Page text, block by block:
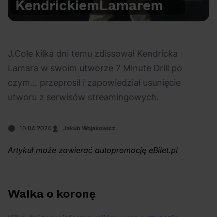
Na czasie
06.08.2026
Kto jest
Chivasa?
05.08.2026
Aplikacja
inicjatywą eBilet
KendrickiemLamarem
J.Cole kilka dni temu zdissował Kendricka
Lamara w swoim utworze 7 Minute Drill po
czym… przeprosił i zapowiedział usunięcie
utworu z serwisów streamingowych.
10.04.2024 Jakub Wojakowicz
Artykuł może zawierać autopromocję eBilet.pl
Walka o koronę